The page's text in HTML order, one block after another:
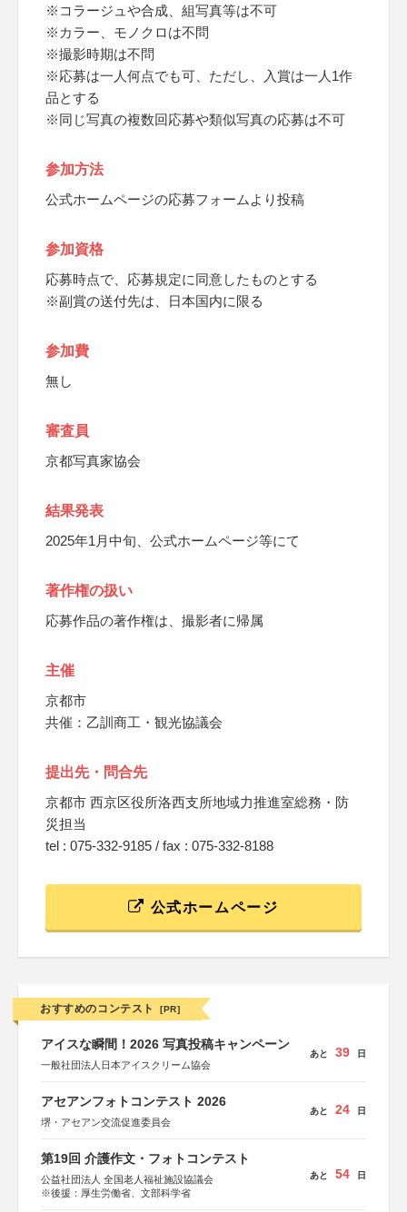
※コラージュや合成、組写真等は不可
※カラー、モノクロは不問
※撮影時期は不問
※応募は一人何点でも可、ただし、入賞は一人1作
品とする
※同じ写真の複数回応募や類似写真の応募は不可
参加方法
公式ホームページの応募フォームより投稿
参加資格
応募時点で、応募規定に同意したものとする
※副賞の送付先は、日本国内に限る
参加費
無し
審査員
京都写真家協会
結果発表
2025年1月中旬、公式ホームページ等にて
著作権の扱い
応募作品の著作権は、撮影者に帰属
主催
京都市
共催：乙訓商工・観光協議会
提出先・問合先
京都市 西京区役所洛西支所地域力推進室総務・防
災担当
tel : 075-332-9185 / fax : 075-332-8188
公式ホームページ
おすすめのコンテスト [PR]
アイスな瞬間！2026 写真投稿キャンペーン
一般社団法人日本アイスクリーム協会
あと 39 日
アセアンフォトコンテスト 2026
堺・アセアン交流促進委員会
あと 24 日
第19回 介護作文・フォトコンテスト
公益社団法人 全国老人福祉施設協議会
※後援：厚生労働省、文部科学省
あと 54 日